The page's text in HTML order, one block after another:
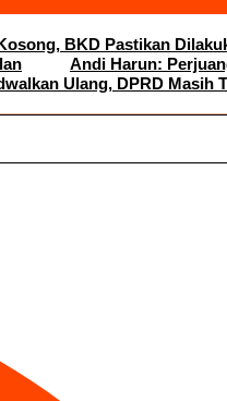
BKD Pastikan
Andi Harun:
Ulang, DPRD Masih